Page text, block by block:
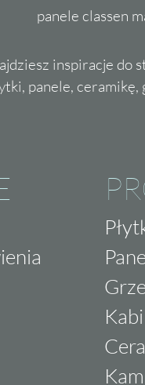
panele classen
inspiracje do
panele,